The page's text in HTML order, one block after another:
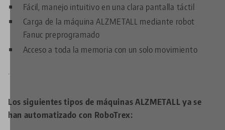
Fácil, manejo intuitivo en una clara pantalla táctil
Carga de la máquina ALZMETALL mediante robot
Fanuc preprogramado
Acceso a toda la memoria con un solo movimiento
Los siguientes tipos de máquinas ALZMETALL ya se
han automatizado con RoboTrex: